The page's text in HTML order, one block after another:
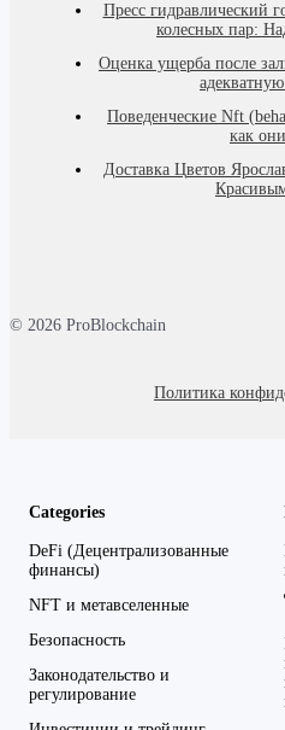
Пресс гидравлический
колесных пар:
Оценка ущерба после
Поведенческие Nft
как
Доставка Цветов
© 2026 ProBlockchain
Политика
Categories
DeFi (Децентрализованные
финансы)
NFT и метавселенные
Безопасность
Законодательство и
регулирование